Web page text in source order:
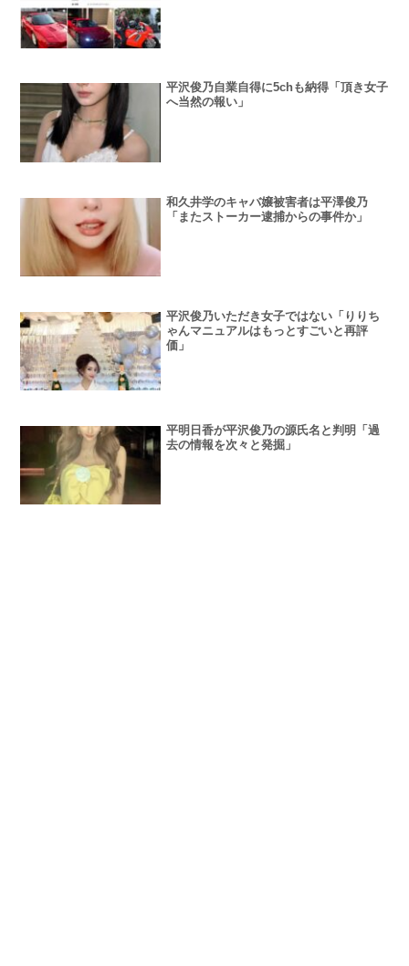
平沢俊乃自業自得に5chも納得「頂き女子
へ当然の報い」
和久井学のキャバ嬢被害者は平澤俊乃
「またストーカー逮捕からの事件か」
平沢俊乃いただき女子ではない「りりち
ゃんマニュアルはもっとすごいと再評
価」
平明日香が平沢俊乃の源氏名と判明「過
去の情報を次々と発掘」